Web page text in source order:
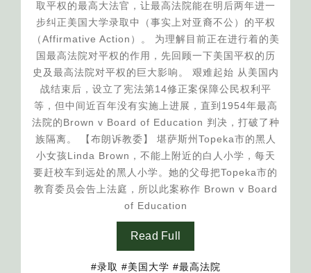
取平权的最高大法官，让最高法院能在明后两年进一
步纠正美国大学录取中（事实上对亚裔不公）的平权
（Affirmative Action）。 为理解目前正在进行着的美
国最高法院对平权的作用，先回顾一下美国平权的历
史及最高法院对平权的巨大影响。 艰难起始 从美国内
战结束后，设立了宪法第14修正案保障公民权利平
等，但中间近百年没有实施上进展，直到1954年最高
法院的Brown v Board of Education 判决，打破了种
族隔离。 【布朗诉教委】 堪萨斯州Topeka市的黑人
小女孩Linda Brown，不能上附近的白人小学，每天
要赶校车到远处的黑人小学。她的父母把Topeka市的
教育委员会告上法庭，所以此案称作 Brown v Board
of Education
Read Full
#录取 #美国大学 #最高法院